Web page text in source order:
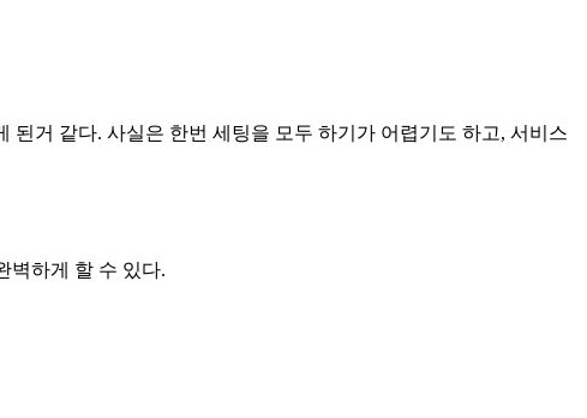
거 같다. 사실은 한번 세팅을 모두 하기가 어렵기도 하고, 서비스
벽하게 할 수 있다.